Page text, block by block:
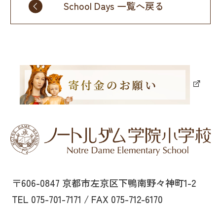
School Days 一覧へ戻る
〒606-0847 京都市左京区下鴨南野々神町1-2
TEL 075-701-7171 / FAX 075-712-6170